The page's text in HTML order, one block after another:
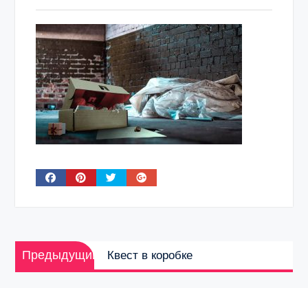
Навигация
по
записям
Предыдущий
Предыдущая
запись:
Квест в коробке